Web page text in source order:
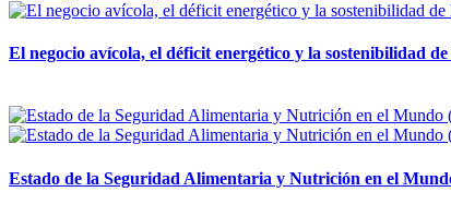
El negocio avícola, el déficit energético y la sostenibilidad
Estado de la Seguridad Alimentaria y Nutrición en el